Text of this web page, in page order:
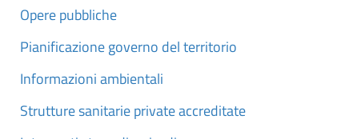
Opere pubbliche
Pianificazione governo del territorio
Informazioni ambientali
Strutture sanitarie private accreditate